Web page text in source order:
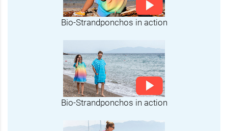
Bio-Strandponchos in action
Bio-Strandponchos in action